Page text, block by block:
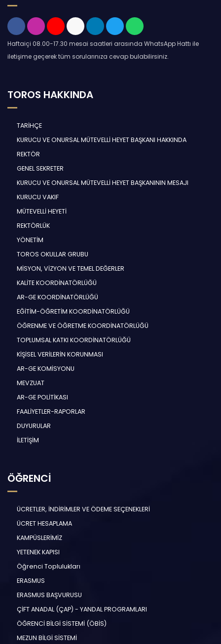
Haftaiçi 08.00-17.30 mesai saatleri arasında WhatsApp Hattı ile
iletişime geçerek tüm sorularınıza cevap bulabilirsiniz.
TOROS HAKKINDA
TARİHÇE
KURUCU VE ONURSAL MÜTEVELLİ HEYET BAŞKANI HAKKINDA
REKTÖR
GENEL SEKRETER
KURUCU VE ONURSAL MÜTEVELLİ HEYET BAŞKANININ MESAJI
KURUCU VAKIF
MÜTEVELLİ HEYETİ
REKTÖRLÜK
YÖNETİM
TOROS OKULLAR GRUBU
MİSYON, VİZYON VE TEMEL DEĞERLER
KALİTE KOORDİNATÖRLÜĞÜ
AR-GE KOORDİNATÖRLÜĞÜ
EĞİTİM-ÖĞRETİM KOORDİNATÖRLÜĞÜ
ÖĞRENME VE ÖĞRETME KOORDİNATÖRLÜĞÜ
TOPLUMSAL KATKI KOORDİNATÖRLÜĞÜ
KİŞİSEL VERİLERİN KORUNMASI
AR-GE KOMİSYONU
MEVZUAT
AR-GE POLİTİKASI
FAALİYETLER-RAPORLAR
DUYURULAR
İLETİŞİM
ÖĞRENCİ
ÜCRETLER, İNDİRİMLER VE ÖDEME SEÇENEKLERİ
ÜCRET HESAPLAMA
KAMPÜSLERİMİZ
YETENEK KAPISI
Öğrenci Toplulukları
ERASMUS
ERASMUS BAŞVURUSU
ÇİFT ANADAL (ÇAP) - YANDAL PROGRAMLARI
ÖĞRENCİ BİLGİ SİSTEMİ (ÖBİS)
MEZUN BİLGİ SİSTEMİ